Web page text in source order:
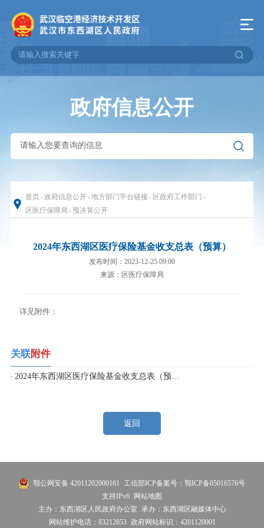
政府信息公开
首页-政府信息公开-地方部门平台链接- 区政府工作部门 -
区医疗保障局 -预决算公开
2024年东西湖区医疗保险基金收支总表（预算）
发布时间：2023-12-25 09:00
来源：区医疗保障局
详见附件：
关联附件
2024年东西湖区医疗保险基金收支总表（预算）.xlsx
返回
鄂公网安备 42011202000161
工信部ICP备案号：鄂ICP备05016576号
支持IPv6 网站地图
主办：东西湖区人民政府办公室
承办：东西湖区融媒体中心
网站维护电话：83212853 政府网站标识：4201120001